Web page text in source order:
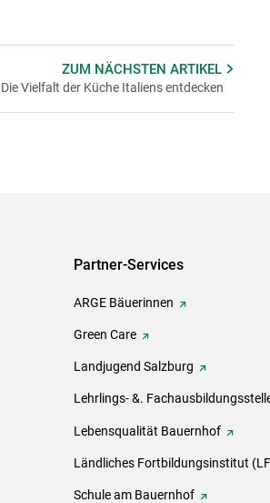
ZUM NÄCHSTENARTIKEL
Die Vielfalt der Küche Italiens entdecken
Partner-Services
ARGE Bäuerinnen
Green Care
Landjugend Salzburg
Lehrlings- &.
Lebensqualität Bauernhof
Ländliches Fortbildungsinstitut
Schule am Bauernhof